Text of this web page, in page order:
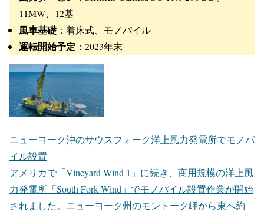
「South Fork Wind」の概要
設置位置：ニューヨーク州 モントーク岬から東へ35マ
発電容量：132MW
風力タービン
11MW、12基
風車基礎：着床式、モノパイル
運転開始予定 ：2023年末